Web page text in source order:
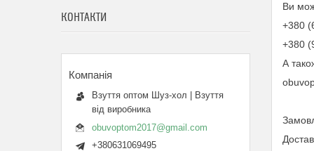
Ви
+380
+380
А
КОНТАКТИ
Взуття оптом Шуз-хол | Взуття
від виробника
obuvoptom2017@gmail.com
+380631069495